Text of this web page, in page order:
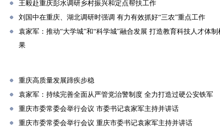
王毅赴重庆彭水调研乡村振兴和定点帮扶工作
刘国中在重庆、湖北调研时强调 有力有效抓好“三农”重点工作
袁家军：推动“大学城”和“科学城”融合发展 打造教育科技人才体
果
重庆高质量发展蹄疾步稳
袁家军：持续完善全面从严管党治警制度 全力打造过硬公安铁军
重庆市委常委会举行会议 市委书记袁家军主持并讲话
重庆市委常委会举行会议 重庆市委书记袁家军主持并讲话